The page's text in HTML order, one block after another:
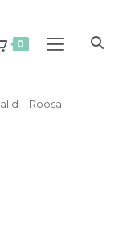
0
– Roosa